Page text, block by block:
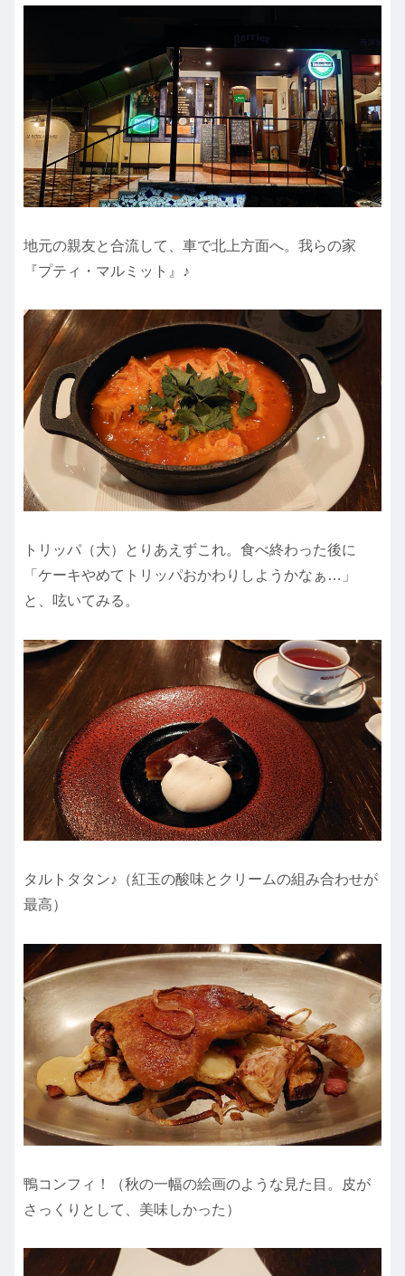
地元の親友と合流して、車で北上方面へ。我らの家
『プティ・マルミット』♪
トリッパ（大）とりあえずこれ。食べ終わった後に
「ケーキやめてトリッパおかわりしようかなぁ…」
と、呟いてみる。
タルトタタン♪（紅玉の酸味とクリームの組み合わせが
最高）
鴨コンフィ！（秋の一幅の絵画のような見た目。皮が
さっくりとして、美味しかった）